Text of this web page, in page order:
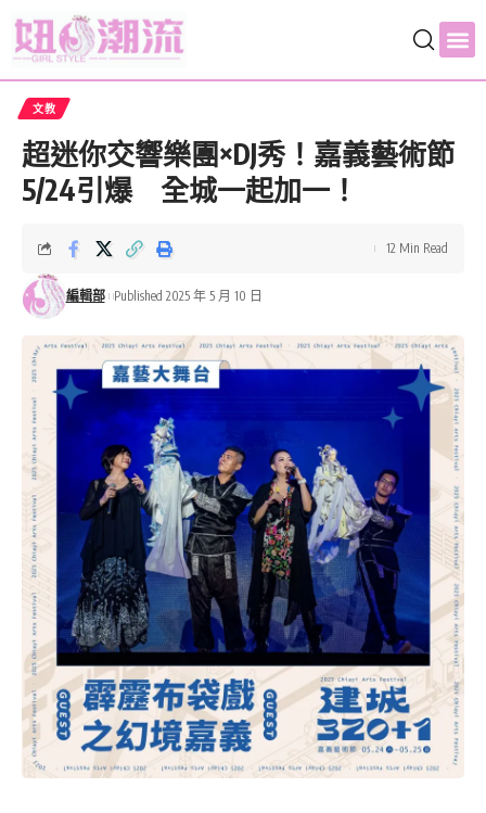
文教
超迷你交響樂團×DJ秀！嘉義藝術節
5/24引爆 全城一起加一！
編輯部 Published 2025 年 5 月 10 日
12 Min Read